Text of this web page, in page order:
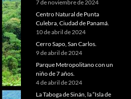
7 de noviembre de 2024
Centro Natural de Punta
Culebra, Ciudad de Panamá.
10 de abril de 2024
Cerro Sapo, San Carlos.
9 de abril de 2024
Parque Metropolitano con un
niño de 7 años.
4 de abril de 2024
La Taboga de Sinán, la “Isla de